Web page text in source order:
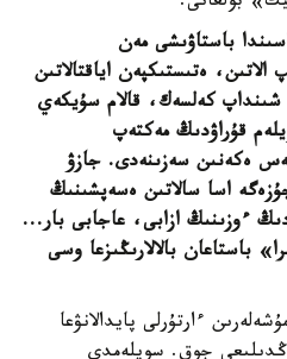
باستاۋىشى مەن
ەتىستىكپەن اياقتالاتىن
شىنداپ كەلسەك، قالام سۇيكەي
قۇراۋدىڭ مەكتەپ
ەكەنىن سەزىنەدى. جازۋ
اسا سالاتىن ەسەپشىنىڭ
ءوزىنىڭ ازابى، عاجابى بار...
باستاعان بالالارىڭىزعا وسى
ءارتۇرلى پايدالانۋعا